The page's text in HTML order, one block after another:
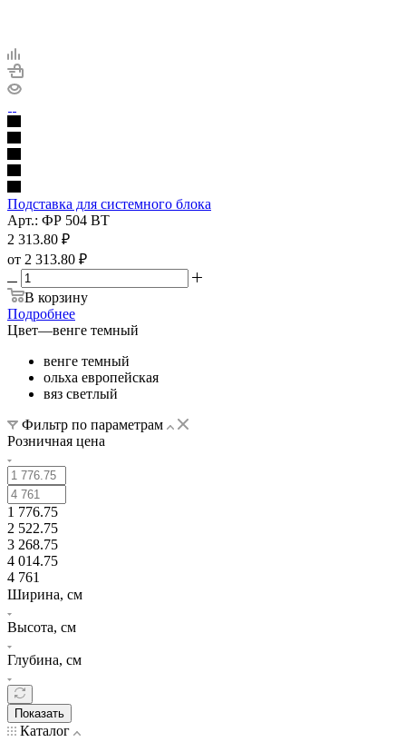
Подставка для системного блока
Арт.: ФР 504 ВТ
2 313.80 ₽
от 2 313.80 ₽
В корзину
Подробнее
Цвет—венге темный
венге темный
ольха европейская
вяз светлый
Фильтр по параметрам
Розничная цена
1 776.75
2 522.75
3 268.75
4 014.75
4 761
Ширина, см
Высота, см
Глубина, см
Показать
Каталог